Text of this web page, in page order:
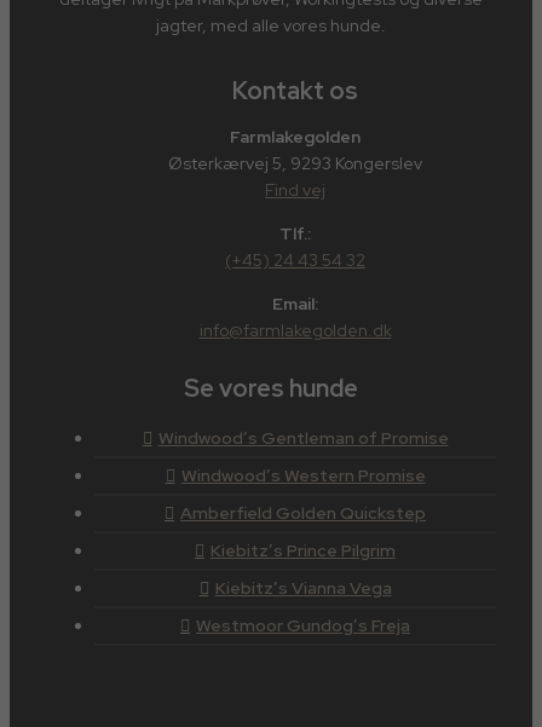
jagter, med alle vores hunde.
Kontakt os
Farmlakegolden
Østerkærvej 5, 9293 Kongerslev
Find vej
Tlf.:
(+45) 24 43 54 32
Email:
info@farmlakegolden.dk
Se vores hunde
Windwood’s Gentleman of Promise
Windwood’s Western Promise
Amberfield Golden Quickstep
Kiebitz’s Prince Pilgrim
Kiebitz’s Vianna Vega
Westmoor Gundog’s Freja